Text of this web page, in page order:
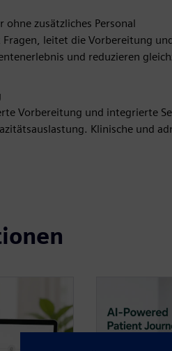
zusätzliches Personal
leitet die Vorbereitung
und reduzieren
Vorbereitung und integrierte
Klinische und